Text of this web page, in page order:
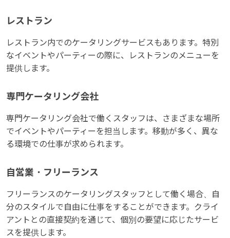
レストラン
レストラン内でのケータリングサービスもあります。特別
なイベントやパーティーの際に、レストランのメニューを
提供します。
専門ケータリング会社
専門ケータリング会社で働くスタッフは、さまざまな場所
でイベントやパーティーを担当します。移動が多く、異な
る環境での仕事が求められます。
自営業・フリーランス
フリーランスのケータリングスタッフとして働く場合、自
分のスタイルで自由に仕事をすることができます。クライ
アントとの直接契約を通じて、個別の要望に応じたサービ
スを提供します。